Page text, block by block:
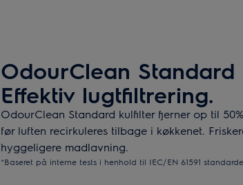
OdourClean Standard
Effektiv lugtfiltrering.
OdourClean Standard kulfilter fjerner op til
før luften recirkuleres tilbage i køkkenet.
hyggeligere madlavning.
*Baseret på interne tests i henhold til IEC/EN 61591